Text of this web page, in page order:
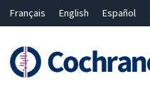
Français English Español